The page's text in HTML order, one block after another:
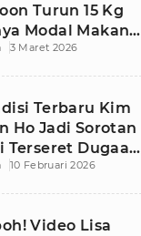
Turun 15 Kg
Modal Makan
Visual
3 Maret 2026
Terbaru Kim
Ho Jadi Sorotan
Terseret Dugaan
Pajak
10 Februari 2026
Video Lisa